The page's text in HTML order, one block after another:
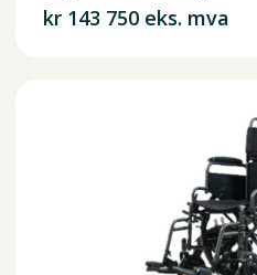
kr143 750 eks. mva